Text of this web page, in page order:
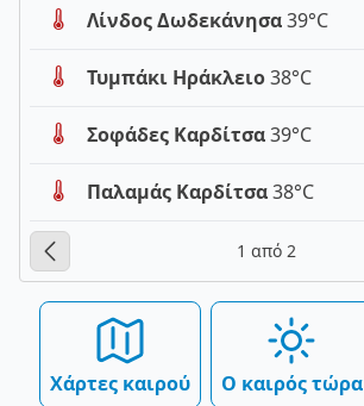
Λίνδος Δωδεκάνησα39°C
Τυμπάκι Ηράκλειο38°C
Σοφάδες Καρδίτσα39°C
Παλαμάς Καρδίτσα38°C
1 από 2
Χάρτες καιρού Ο καιρός τώρα